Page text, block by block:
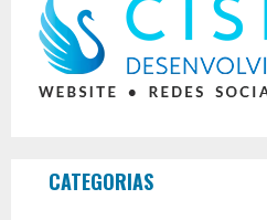
CATEGORIAS